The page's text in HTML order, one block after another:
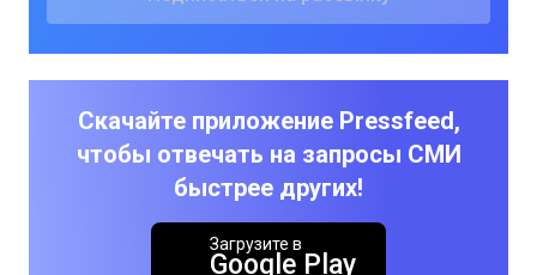
Скачайте приложение Pressfeed,
чтобы отвечать на запросы СМИ
быстрее других!
Загрузите в
Google Play